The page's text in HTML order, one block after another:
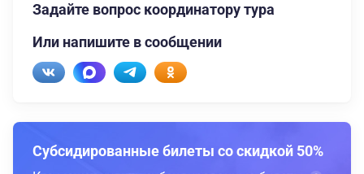
Задайте вопрос координатору тура
Или напишите в сообщении
Субсидированные билеты со скидкой 50%